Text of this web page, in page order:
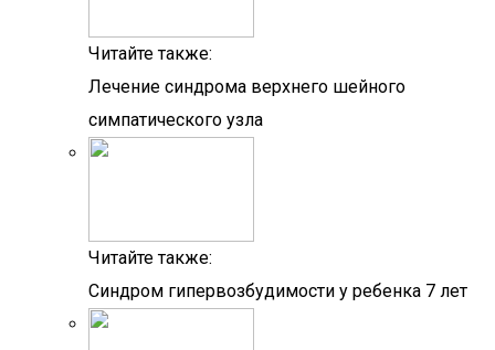
Читайте также:
Лечение синдрома верхнего шейного
симпатического узла
Читайте также:
Синдром гипервозбудимости у ребенка 7 лет